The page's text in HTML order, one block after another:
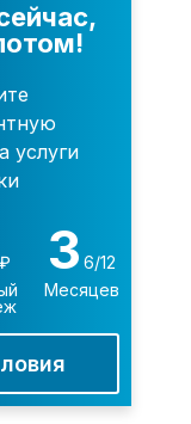
услуги
₽
3 6/12
Месяцев